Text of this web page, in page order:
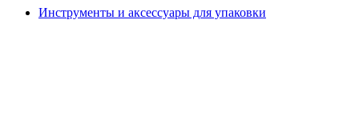
Инструменты и аксессуары для упаковки